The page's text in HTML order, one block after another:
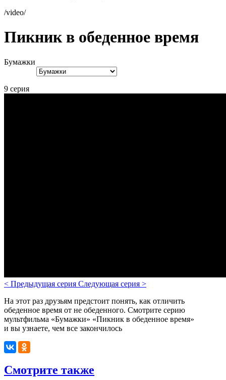
/video/
Пикник в обеденное время
Бумажки
9 серия
< Предыдущая серия Следующая серия >
На этот раз друзьям предстоит понять, как отличить
обеденное время от не обеденного. Смотрите серию
мультфильма «Бумажки» «Пикник в обеденное время»
и вы узнаете, чем все закончилось
Смотрите также